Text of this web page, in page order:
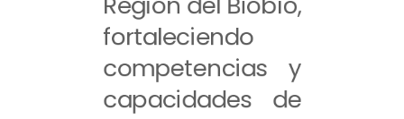
fortaleciendo
competencias y
capacidades de